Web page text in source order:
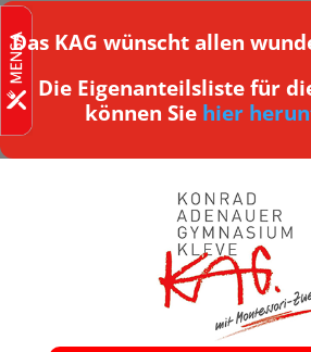
Das KAG wünscht allen
Die Eigenanteilsliste für
können Sie hier